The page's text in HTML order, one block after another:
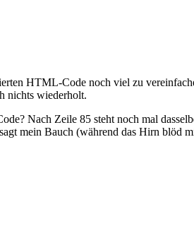
HTML-Code noch viel zu
nichts wiederholt.
Nach Zeile 85 steht noch mal
mein Bauch (während das Hirn blöd